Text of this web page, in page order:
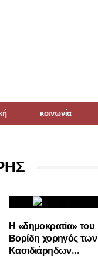
κοινωνία
Η «δημοκρατία» του
Βορίδη χορηγός των
Κασιδιάρηδων…